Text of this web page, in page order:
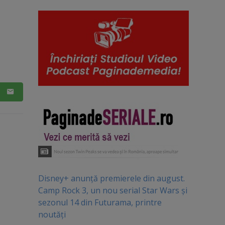
Disney+ anunță premierele din august.
Camp Rock 3, un nou serial Star Wars și
sezonul 14 din Futurama, printre
noutăți